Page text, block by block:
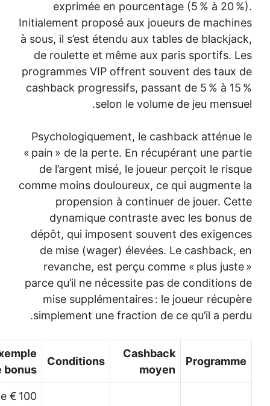
exprimée en pourcentage
Initialement proposé aux joueurs
à sous, il s’est étendu aux tables
de roulette et même aux paris
programmes VIP offrent
cashback progressifs, passant
selon le volume
Psychologiquement, le
« pain » de la perte. En
de l’argent misé, le joueur
comme moins douloureux, ce qui
propension à continuer
dynamique contraste avec
dépôt, qui imposent souvent
de mise (wager) élevées. Le
revanche, est perçu comme
parce qu’il ne nécessite pas de
mise supplémentaires : le
simplement une fraction de ce
moyen
Conditions
de bonus